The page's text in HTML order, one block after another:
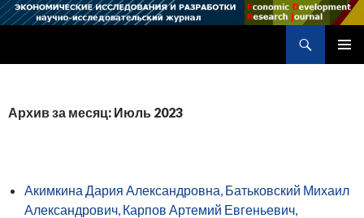
Архив за месяц: Июль 2023
Акимкина Дария Александровна, Батьковский Михаил
Александрович, Карпов Артемий Евгеньевич,